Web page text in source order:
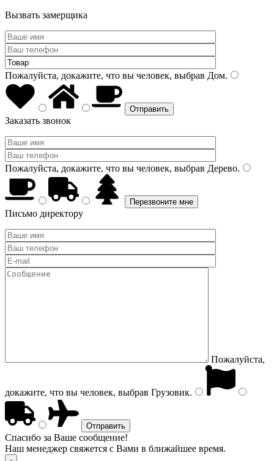
Вызвать замерщика
Пожалуйста, докажите, что вы человек, выбрав Дом.
Заказать звонок
Пожалуйста, докажите, что вы человек, выбрав Дерево.
Письмо директору
Пожалуйста,
докажите, что вы человек, выбрав Грузовик.
Спасибо за Ваше сообщение!
Наш менеджер свяжется с Вами в ближайшее время.